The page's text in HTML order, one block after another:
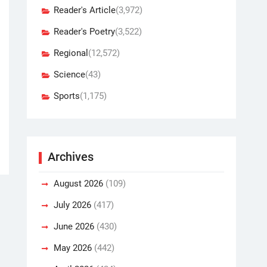
Reader's Article(3,972)
Reader's Poetry(3,522)
Regional (12,572)
Science(43)
Sports(1,175)
Archives
August 2026 (109)
July 2026 (417)
June 2026 (430)
May 2026 (442)